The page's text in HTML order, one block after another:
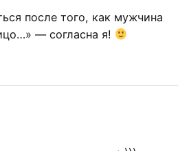
после того, как мужчина
— согласна я!